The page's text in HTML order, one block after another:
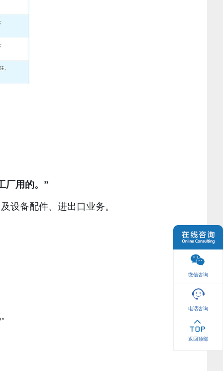
厂用的。”
设备配件、进出口业务。
微信咨询
电话咨询
返回顶部